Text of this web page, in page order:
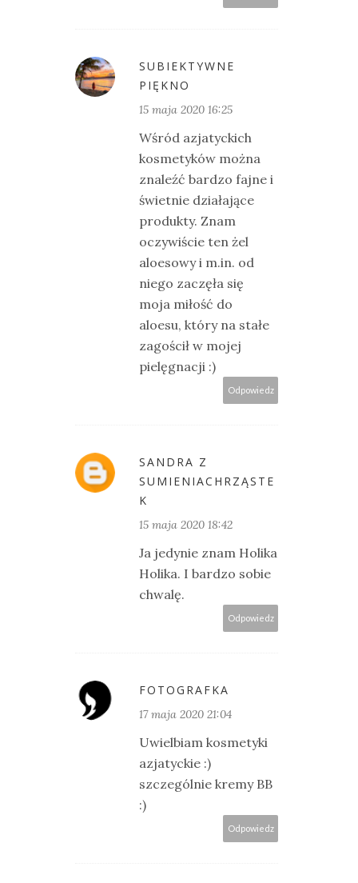
SUBIEKTYWNE
PIĘKNO
15 maja 2020 16:25
Wśród azjatyckich
kosmetyków można
znaleźć bardzo fajne i
świetnie działające
produkty. Znam
oczywiście ten żel
aloesowy i m.in. od
niego zaczęła się
moja miłość do
aloesu, który na stałe
zagościł w mojej
pielęgnacji :)
Odpowiedz
SANDRA Z
SUMIENIACHRZĄSTE
K
15 maja 2020 18:42
Ja jedynie znam Holika
Holika. I bardzo sobie
chwalę.
Odpowiedz
FOTOGRAFKA
17 maja 2020 21:04
Uwielbiam kosmetyki
azjatyckie :)
szczególnie kremy BB
:)
Odpowiedz